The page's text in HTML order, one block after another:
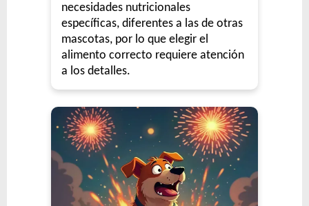
necesidades nutricionales
específicas, diferentes a las de otras
mascotas, por lo que elegir el
alimento correcto requiere atención
a los detalles.